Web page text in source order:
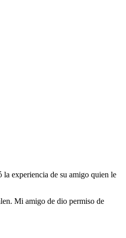
la experiencia de su amigo quien le
Mi amigo de dio permiso de